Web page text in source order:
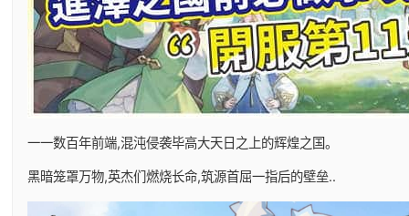
一一数百年前端,混沌侵袭毕高大天日之上的辉煌之国。
黑暗笼罩万物,英杰们燃烧长命,筑源首屈一指后的壁垒..